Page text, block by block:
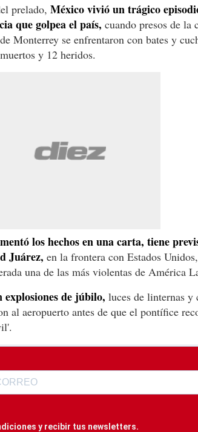
prelado, México vivió un trágico
que golpea el país, cuando presos de la
Monterrey se enfrentaron con bates y
y 12 heridos.
los hechos en una carta, tiene
Juárez, en la frontera con Estados
una de las más violentas de América
de júbilo, luces de linternas y
al aeropuerto antes de que el pontífice
y recibir tus newsletters.